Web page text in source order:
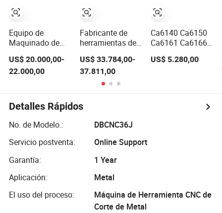
Equipo de
Maquinado de
Cama Inclinada
con Tecnología
S32/32T)
US$ 20.000,00-
22.000,00
Fabricante de
herramientas de
para torres
durante 66 años
US$ 33.784,00-
37.811,00
Ca6140 Ca6150
Ca6161 Ca6166
Chino Horizontal
US$ 5.280,00
Detalles Rápidos
No. de Modelo.:
DBCNC36J
Servicio postventa:
Online Support
Garantía:
1 Year
Aplicación:
Metal
El uso del proceso:
Máquina de Herramienta CNC de
Corte de Metal